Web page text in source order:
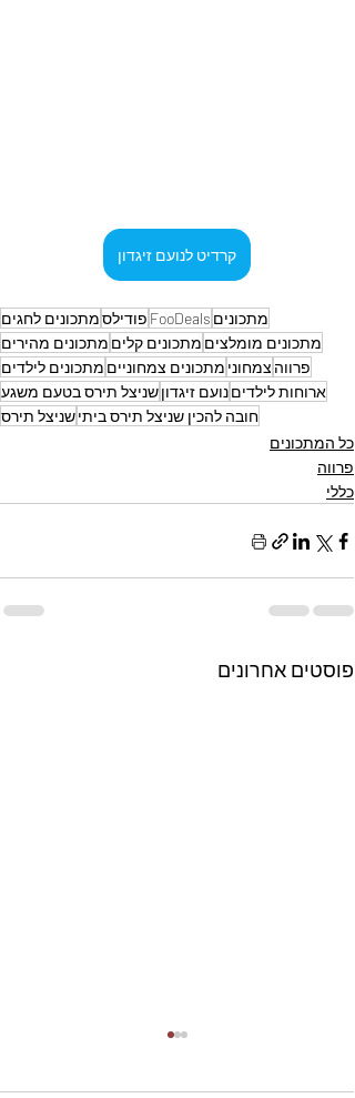
קרדיט לנועם זיגדון
מתכונים FooDeals פודילסמתכונים לחגים
מתכונים מומלצים מתכונים קלים מתכונים מהירים
פרווה צמחוני מתכונים צמחוניים מתכונים לילדים
ארוחות לילדיםנועם זיגדוןשניצל תירס בטעם משגע
חובה להכין שניצל תירס ביתישניצל תירס
כל המתכונים
פרווה
כללי
פוסטים אחרונים